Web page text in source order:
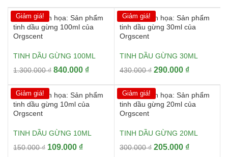
Giảm giá!
TINH DẦU GỪNG 100ML
1.300.000₫ Giá
là:
1.300.000 ₫.
840.000 ₫Giá
tại
840.000 ₫.
Giảm giá!
TINH DẦU GỪNG 30ML
430.000₫ Giá
là:
430.000 ₫.
290.000 ₫Giá
tại
là:
Giảm giá!
TINH DẦU GỪNG 10ML
150.000₫ Giá
109.000 ₫Giá
Giảm giá!
TINH DẦU GỪNG 20ML
300.000₫ Giá
205.000 ₫Giá